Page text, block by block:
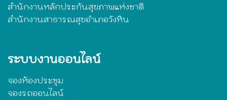
สำนักงานหลักประกันสุขภาพแห่งชาติ
สำนักงานสาธารณสุขอำเภอวังหิน
ระบบงานออนไลน์
จองห้องประชุม
จองรถออนไลน์